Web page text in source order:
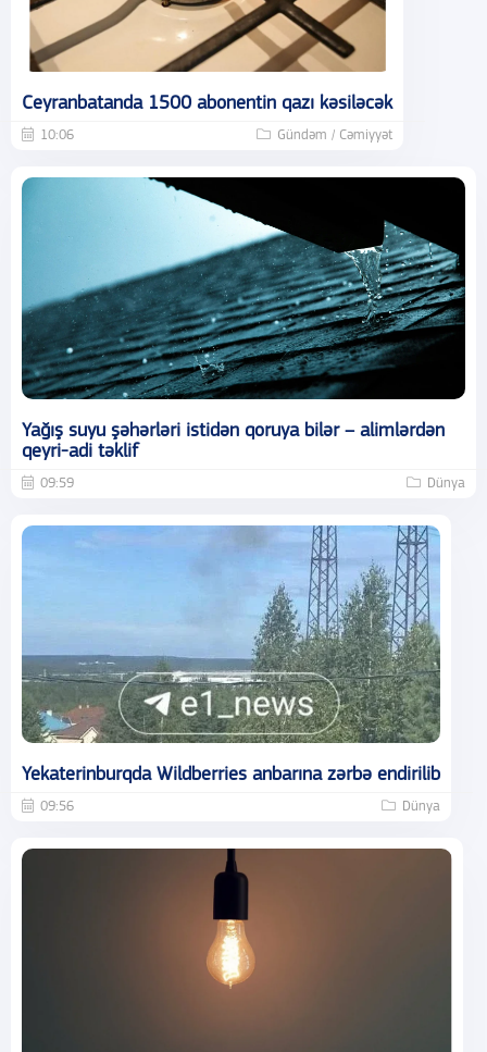
Ceyranbatanda 1500 abonentin qazı kəsiləcək
10:06 Gündəm / Cəmiyyət
Yağış suyu şəhərləri istidən qoruya bilər – alimlərdən
qeyri-adi təklif
09:59 Dünya
Yekaterinburqda Wildberries anbarına zərbə endirilib
09:56 Dünya